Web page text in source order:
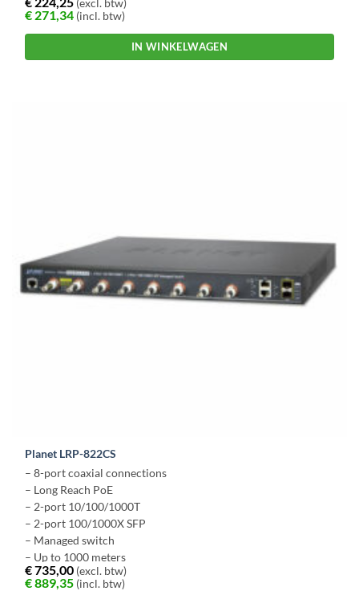
(excl. btw)
€ 271,34 (incl. btw)
IN WINKELWAGEN
Planet LRP-822CS
– 8-port coaxial connections
– Long Reach PoE
– 2-port 10/100/1000T
– 2-port 100/1000X SFP
– Managed switch
– Up to 1000 meters
€735,00 (excl. btw)
€889,35 (incl. btw)